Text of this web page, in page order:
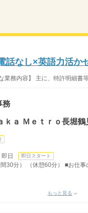
話なし×英語力活か
業務内容】 主に、特許明細
務
ａ Ｍｅｔｒｏ長堀鶴
日 即日スタート
30分） （休憩60分） ■お仕
もっと見る